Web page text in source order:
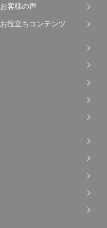
お客様の声
お役立ちコンテンツ